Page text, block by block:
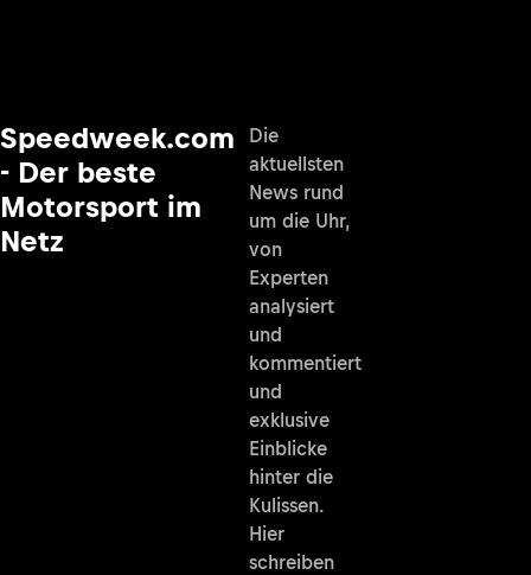
Speedweek.com
- Der beste
Motorsport im
Netz
Die
aktuellsten
News rund
um die Uhr,
von
Experten
analysiert
und
kommentiert
und
exklusive
Einblicke
hinter die
Kulissen.
Hier
schreiben